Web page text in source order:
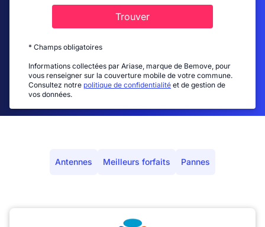
Trouver
* Champs obligatoires
Informations collectées par Ariase, marque de Bemove, pour
vous renseigner sur la couverture mobile de votre commune.
Consultez notre politique de confidentialité et de gestion de
vos données.
Antennes Meilleurs forfaits Pannes